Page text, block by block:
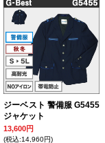
ジーベスト 警備服 G5455
ジャケット
13,600円
(税込:14,960円)